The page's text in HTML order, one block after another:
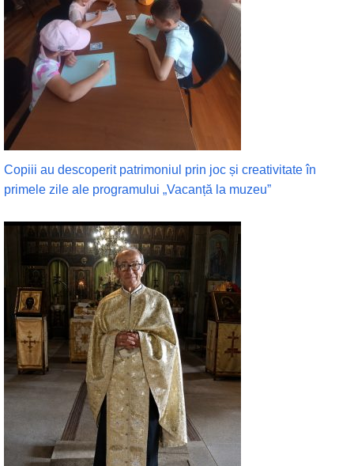
Copiii au descoperit patrimoniul prin joc și creativitate în
primele zile ale programului „Vacanță la muzeu”